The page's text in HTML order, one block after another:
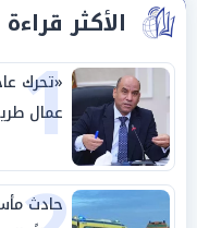
الأكثر قراءة
1
«تحرك
عمال
حادث